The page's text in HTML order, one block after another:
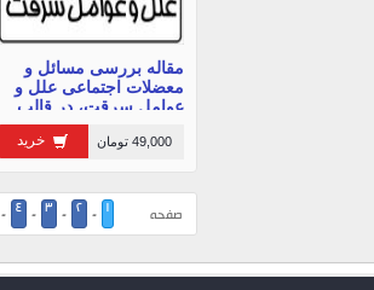
مقاله بررسی مسائل و
معضلات اجتماعی علل و
عوامل سرقت، در قالب
خرید 49,000 تومان
صفحه 1
-
2
-
3
-
4
-